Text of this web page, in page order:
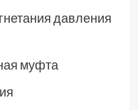
давления
муфта